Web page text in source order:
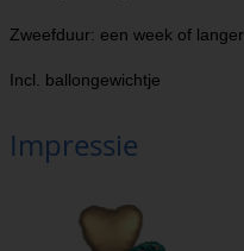
Zweefduur: een week of langer
Incl. ballongewichtje
Impressie